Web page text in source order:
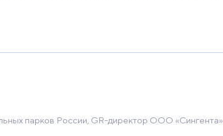
парков России, GR-директор ООО «Сингента»